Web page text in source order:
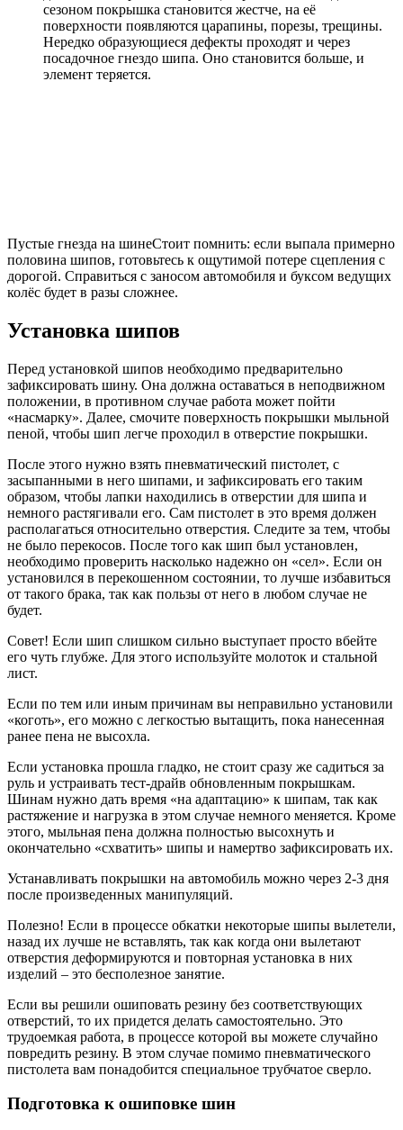
сезоном покрышка становится жестче, на её
поверхности появляются царапины, порезы, трещины.
Нередко образующиеся дефекты проходят и через
посадочное гнездо шипа. Оно становится больше, и
элемент теряется.
Пустые гнезда на шинеСтоит помнить: если выпала примерно
половина шипов, готовьтесь к ощутимой потере сцепления с
дорогой. Справиться с заносом автомобиля и буксом ведущих
колёс будет в разы сложнее.
Установка шипов
Перед установкой шипов необходимо предварительно
зафиксировать шину. Она должна оставаться в неподвижном
положении, в противном случае работа может пойти
«насмарку». Далее, смочите поверхность покрышки мыльной
пеной, чтобы шип легче проходил в отверстие покрышки.
После этого нужно взять пневматический пистолет, с
засыпанными в него шипами, и зафиксировать его таким
образом, чтобы лапки находились в отверстии для шипа и
немного растягивали его. Сам пистолет в это время должен
располагаться относительно отверстия. Следите за тем, чтобы
не было перекосов. После того как шип был установлен,
необходимо проверить насколько надежно он «сел». Если он
установился в перекошенном состоянии, то лучше избавиться
от такого брака, так как пользы от него в любом случае не
будет.
Совет! Если шип слишком сильно выступает просто вбейте
его чуть глубже. Для этого используйте молоток и стальной
лист.
Если по тем или иным причинам вы неправильно установили
«коготь», его можно с легкостью вытащить, пока нанесенная
ранее пена не высохла.
Если установка прошла гладко, не стоит сразу же садиться за
руль и устраивать тест-драйв обновленным покрышкам.
Шинам нужно дать время «на адаптацию» к шипам, так как
растяжение и нагрузка в этом случае немного меняется. Кроме
этого, мыльная пена должна полностью высохнуть и
окончательно «схватить» шипы и намертво зафиксировать их.
Устанавливать покрышки на автомобиль можно через 2-3 дня
после произведенных манипуляций.
Полезно! Если в процессе обкатки некоторые шипы вылетели,
назад их лучше не вставлять, так как когда они вылетают
отверстия деформируются и повторная установка в них
изделий – это бесполезное занятие.
Если вы решили ошиповать резину без соответствующих
отверстий, то их придется делать самостоятельно. Это
трудоемкая работа, в процессе которой вы можете случайно
повредить резину. В этом случае помимо пневматического
пистолета вам понадобится специальное трубчатое сверло.
Подготовка к ошиповке шин